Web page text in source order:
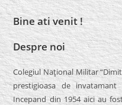
Bine ati venit !
Despre noi
Colegiul Naţional Militar
prestigioasa de
Incepand din 1954 aici au